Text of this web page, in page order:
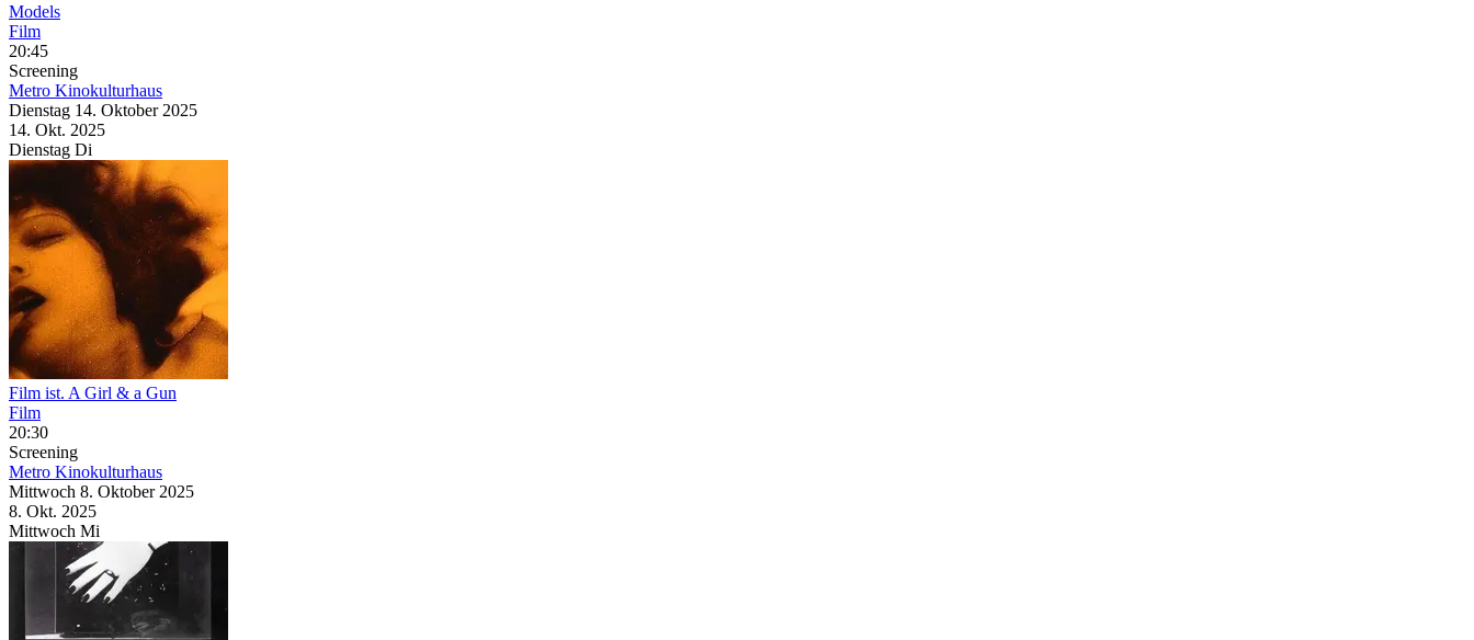
Models
Film
20:45
Screening
Metro Kinokulturhaus
Dienstag 14. Oktober 2025
14. Okt. 2025
Dienstag Di
Film ist. A Girl & a Gun
Film
20:30
Screening
Metro Kinokulturhaus
Mittwoch 8. Oktober 2025
8. Okt. 2025
Mittwoch Mi